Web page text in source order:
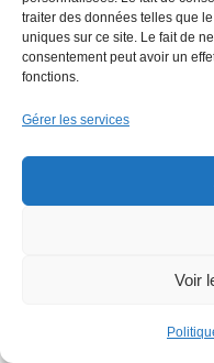
traiter des données telles que
uniques sur ce site. Le fait de
consentement peut avoir un
fonctions.
Gérer les services
Voir